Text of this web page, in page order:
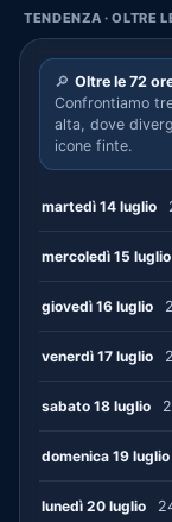
TENDENZA · OLTRE
🔎 Oltre le 72
Confrontiamo
alta, dove
icone finte.
martedì 14 luglio
mercoledì 15 luglio
giovedì 16 luglio
venerdì 17 luglio
sabato 18 luglio
domenica 19 luglio
lunedì 20 luglio